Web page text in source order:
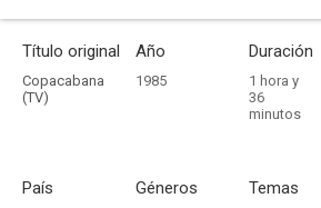
Título original
Copacabana
(TV)
Año
1985
Duración
1 hora y
36
minutos
País Géneros Temas